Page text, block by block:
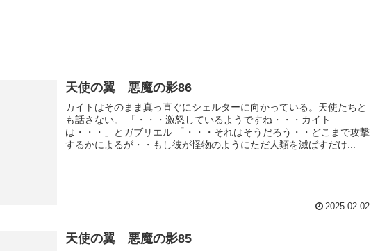
天使の翼 悪魔の影86
カイトはそのまま真っ直ぐにシェルターに向かっている。天使たちと
も話さない。 「・・・激怒しているようですね・・・カイト
は・・・」とガブリエル 「・・・それはそうだろう・・どこまで攻撃
するかによるが・・もし彼が怪物のようにただ人類を滅ばすだけ...
2025.02.02
天使の翼 悪魔の影85